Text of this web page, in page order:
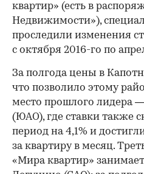
квартир» (есть в
Недвижимости»),
проследили изменения
с октября 2016-го по
За полгода цены в
что позволило этому
место прошлого лидера
(ЮАО), где ставки также
период на 4,1% и
за квартиру в месяц.
«Мира квартир»